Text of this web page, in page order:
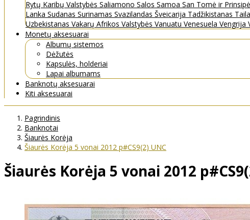
Rytų Karibų Valstybės Saliamono Salos Samoa San Tomė ir Prinsipė
Lanka Sudanas Surinamas Svazilandas Šveicarija Tadžikistanas
Uzbekistanas Vakarų Afrikos Valstybės Vanuatu Venesuela Vengrija
Monetų aksesuarai
Albumų sistemos
Dėžutės
Kapsulės, holderiai
Lapai albumams
Banknotų aksesuarai
Kiti aksesuarai
Pagrindinis
Banknotai
Šiaurės Korėja
Šiaurės Korėja 5 vonai 2012 p#CS9(2) UNC
Šiaurės Korėja 5 vonai 2012